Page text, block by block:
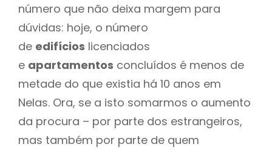
número que não deixa margem para
dúvidas: hoje, o número
de edifícios licenciados
e apartamentos concluídos é menos de
metade do que existia há 10 anos em
Nelas. Ora, se a isto somarmos o aumento
da procura – por parte dos estrangeiros,
mas também por parte de quem